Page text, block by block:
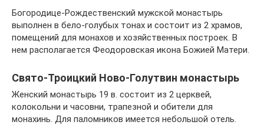
Богородице-Рождественский мужской монастырь
выполнен в бело-голубых тонах и состоит из 2 храмов,
помещений для монахов и хозяйственных построек. В
нем располагается Феодоровская икона Божией Матери.
Свято-Троицкий Ново-Голутвин монастырь
Женский монастырь 19 в. состоит из 2 церквей,
колокольни и часовни, трапезной и обители для
монахинь. Для паломников имеется небольшой отель.